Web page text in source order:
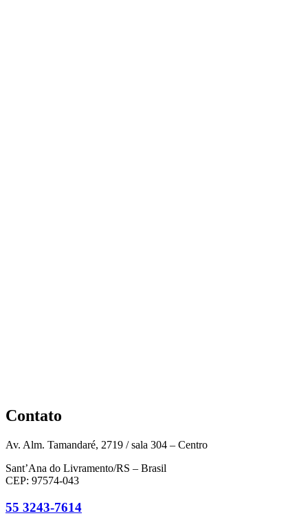
Contato
Av. Alm. Tamandaré, 2719 / sala 304 – Centro
Sant’Ana do Livramento/RS – Brasil
CEP: 97574-043
55 3243-7614